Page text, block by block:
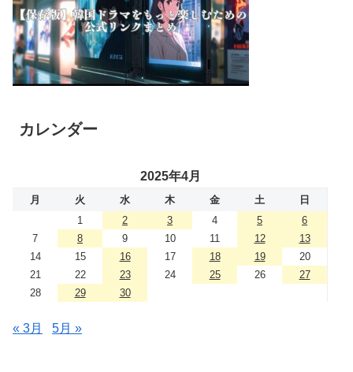
カレンダー
2025年4月
月 火 水 木 金 土
日
1
2 3 4 5
6
7
8 9 10 11 12
13
14
15 16 17 18 19
20
21
22 23 24 25 26
27
28
29 30
« 3月 5月 »